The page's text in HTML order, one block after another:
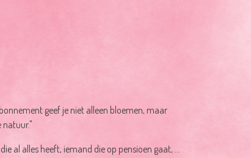
geef je niet alleen bloemen, maar
natuur."
al alles heeft, iemand die op pensioen gaat, ...